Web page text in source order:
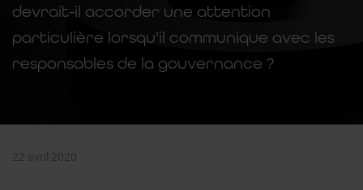
devrait-il accorder une attention
particulière lorsqu'il communique avec les
responsables de la gouvernance ?
22 avril 2020